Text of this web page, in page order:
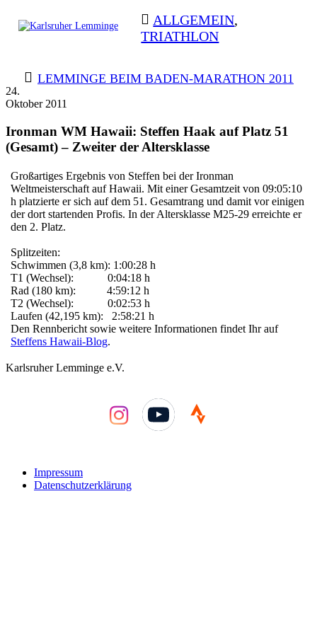
ALLGEMEIN,
TRIATHLON
BEITRAGSNAVIGATION
LEMMINGE BEIM BADEN-MARATHON 2011
24.
Oktober 2011
Ironman WM Hawaii: Steffen Haak auf Platz 51
(Gesamt) – Zweiter der Altersklasse
Großartiges Ergebnis von Steffen bei der Ironman
Weltmeisterschaft auf Hawaii. Mit einer Gesamtzeit von 09:05:10
h platzierte er sich auf dem 51. Gesamtrang und damit vor einigen
der dort startenden Profis. In der Altersklasse M25-29 erreichte er
den 2. Platz.
Splitzeiten:
Schwimmen (3,8 km): 1:00:28 h
T1 (Wechsel): 0:04:18 h
Rad (180 km): 4:59:12 h
T2 (Wechsel): 0:02:53 h
Laufen (42,195 km): 2:58:21 h
Den Rennbericht sowie weitere Informationen findet Ihr auf
Steffens Hawaii-Blog.
Karlsruher Lemminge e.V.
YouTube
Impressum
Datenschutzerklärung